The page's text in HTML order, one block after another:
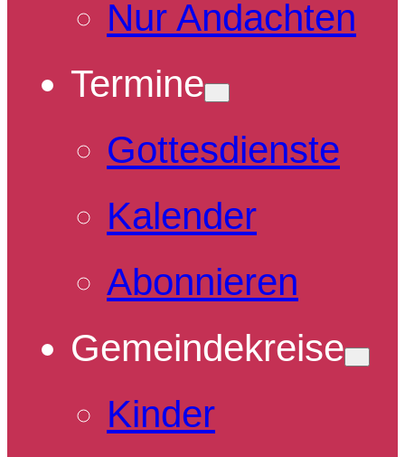
Nur Andachten
Termine
Gottesdienste
Kalender
Abonnieren
Gemeindekreise
Kinder